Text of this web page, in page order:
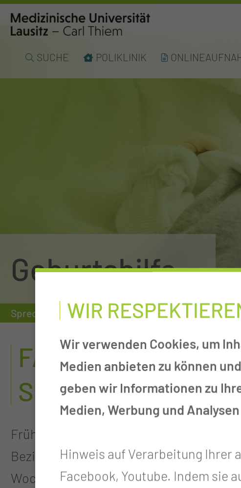
SUCHE POLIKLINIK
Geburtshilfe
Sprechstunde Geburtshilfe
SPRECHSTUNDE
Frühe Anbahnung, Aufbau und Stärkung
Beziehung durch Beratung und
Wochenbett bis zum 1. Lebensjahr und
WIR
Wir verwenden Cookies, um
Medien anbieten zu können
geben wir Informationen zu
Medien, Werbung und
Hinweis auf Verarbeitung Ihrer
Facebook, Youtube. Indem sie